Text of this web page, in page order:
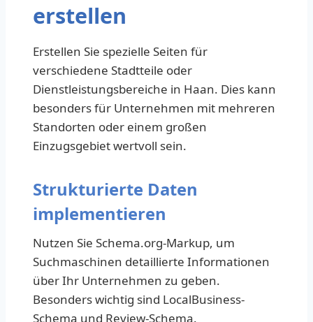
erstellen
Erstellen Sie spezielle Seiten für
verschiedene Stadtteile oder
Dienstleistungsbereiche in Haan. Dies kann
besonders für Unternehmen mit mehreren
Standorten oder einem großen
Einzugsgebiet wertvoll sein.
Strukturierte Daten
implementieren
Nutzen Sie Schema.org-Markup, um
Suchmaschinen detaillierte Informationen
über Ihr Unternehmen zu geben.
Besonders wichtig sind LocalBusiness-
Schema und Review-Schema.